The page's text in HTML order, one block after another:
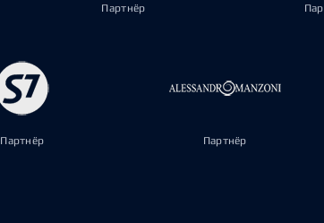
Партнёр
Партнёр Партнёр